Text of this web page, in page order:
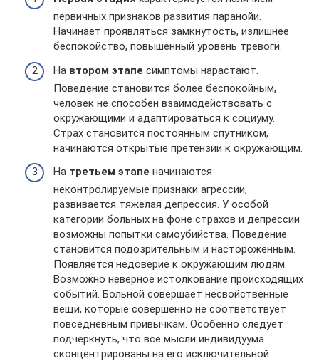
первичных признаков развития паранойи.
Начинает проявляться замкнутость, излишнее
беспокойство, повышенный уровень тревоги.
На втором этапе симптомы нарастают.
Поведение становится более беспокойным,
человек не способен взаимодействовать с
окружающими и адаптироваться к социуму.
Страх становится постоянным спутником,
начинаются открытые претензии к окружающим.
На третьем этапе начинаются
неконтролируемые признаки агрессии,
развивается тяжелая депрессия. У особой
категории больных на фоне страхов и депрессии
возможны попытки самоубийства. Поведение
становится подозрительным и настороженным.
Появляется недоверие к окружающим людям.
Возможно неверное истолкование происходящих
событий. Больной совершает несвойственные
вещи, которые совершенно не соответствует
повседневным привычкам. Особенно следует
подчеркнуть, что все мысли индивидуума
сконцентрированы на его исключительной